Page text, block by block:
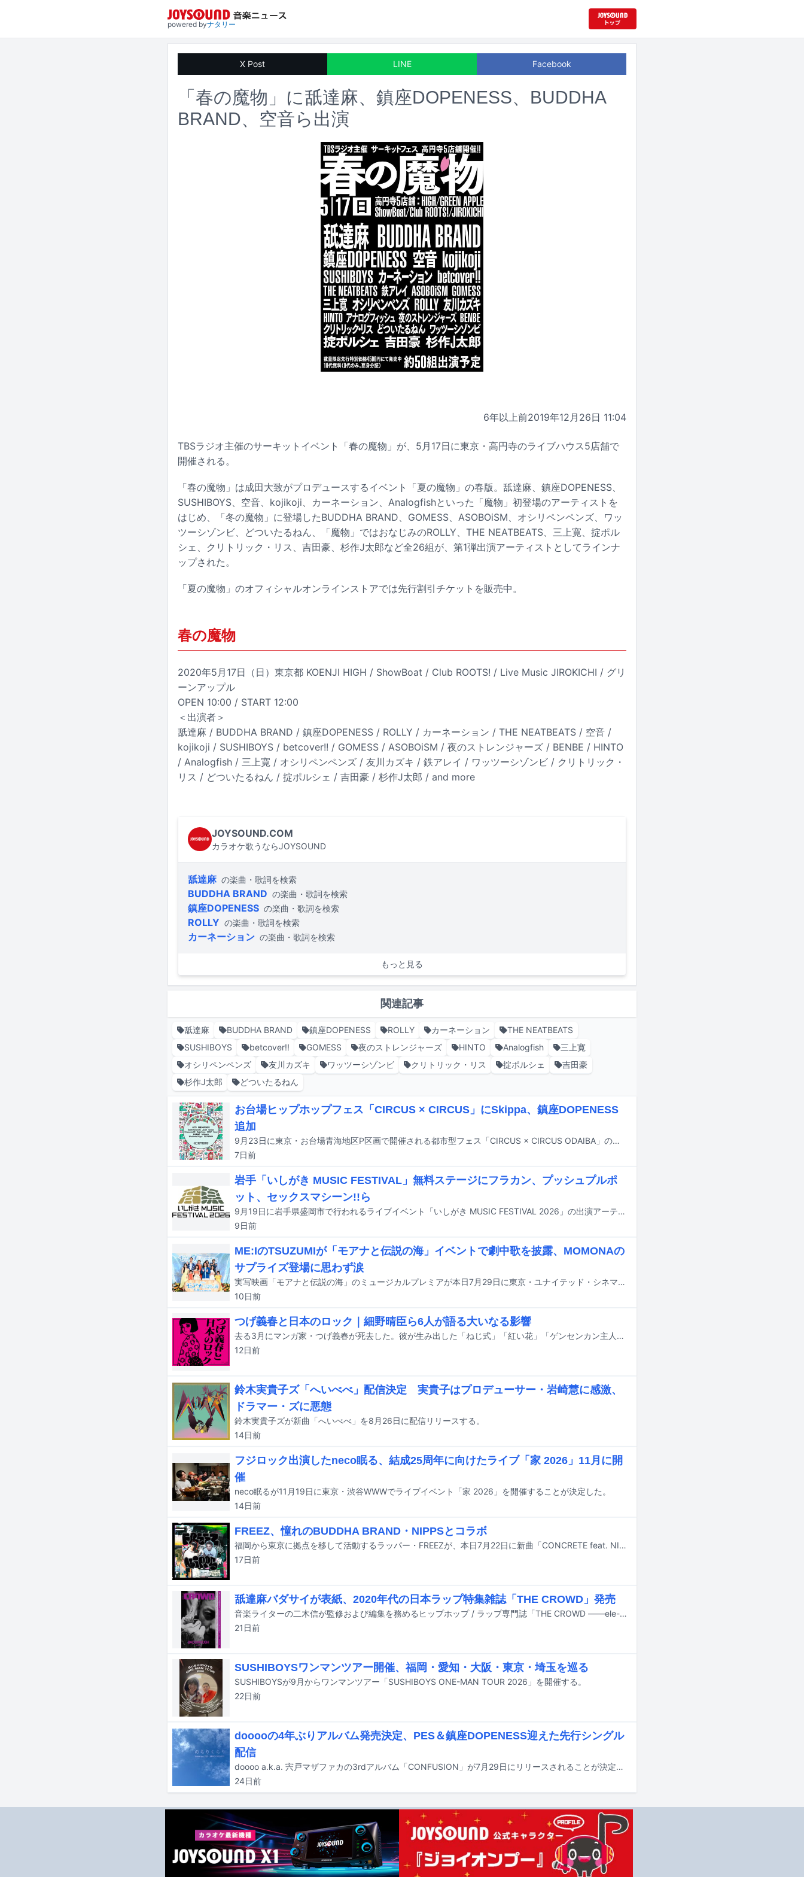
powered byナタリー
X Post LINE Facebook
「春の魔物」に舐達麻、鎮座DOPENESS、BUDDHA
BRAND、空音ら出演
6年以上前2019年12月26日 11:04
TBSラジオ主催のサーキットイベント「春の魔物」が、5月17日に東京・高円寺のライブハウス5店舗で
開催される。
「春の魔物」は成田大致がプロデュースするイベント「夏の魔物」の春版。舐達麻、鎮座DOPENESS、
SUSHIBOYS、空音、kojikoji、カーネーション、Analogfishといった「魔物」初登場のアーティストを
はじめ、「冬の魔物」に登場したBUDDHA BRAND、GOMESS、ASOBOiSM、オシリペンペンズ、ワッ
ツーシゾンビ、どついたるねん、「魔物」ではおなじみのROLLY、THE NEATBEATS、三上寛、掟ポル
シェ、クリトリック・リス、吉田豪、杉作J太郎など全26組が、第1弾出演アーティストとしてラインナ
ップされた。
「夏の魔物」のオフィシャルオンラインストアでは先行割引チケットを販売中。
春の魔物
2020年5月17日（日）東京都 KOENJI HIGH / ShowBoat / Club ROOTS! / Live Music JIROKICHI / グリ
ーンアップル
OPEN 10:00 / START 12:00
＜出演者＞
舐達麻 / BUDDHA BRAND / 鎮座DOPENESS / ROLLY / カーネーション / THE NEATBEATS / 空音 /
kojikoji / SUSHIBOYS / betcover!! / GOMESS / ASOBOiSM / 夜のストレンジャーズ / BENBE / HINTO
/ Analogfish / 三上寛 / オシリペンペンズ / 友川カズキ / 鉄アレイ / ワッツーシゾンビ / クリトリック・
リス / どついたるねん / 掟ポルシェ / 吉田豪 / 杉作J太郎 / and more
JOYSOUND.COM
カラオケ歌うならJOYSOUND
舐達麻 の楽曲・歌詞を検索
BUDDHA BRAND の楽曲・歌詞を検索
鎮座DOPENESS の楽曲・歌詞を検索
ROLLY の楽曲・歌詞を検索
カーネーション の楽曲・歌詞を検索
もっと見る
関連記事
舐達麻 BUDDHA BRAND 鎮座DOPENESS ROLLY カーネーション
THE NEATBEATS
SUSHIBOYS
betcover!! GOMESS 夜のストレンジャーズ HINTO Analogfish
三上寛
オシリペンペンズ
友川カズキ ワッツーシゾンビ クリトリック・リス 掟ポルシェ
吉田豪
杉作J太郎
どついたるねん
お台場ヒップホップフェス「CIRCUS × CIRCUS」にSkippa、鎮座DOPENESS
追加
9月23日に東京・お台場青海地区P区画で開催される都市型フェス「CIRCUS × CIRCUS ODAIBA」の最終出演アーティストが発表された。
7日前
岩手「いしがき MUSIC FESTIVAL」無料ステージにフラカン、プッシュプルポ
ット、セックスマシーン!!ら
9月19日に岩手県盛岡市で行われるライブイベント「いしがき MUSIC FESTIVAL 2026」の出演アーティスト第4弾が発表された。
9日前
ME:IのTSUZUMIが「モアナと伝説の海」イベントで劇中歌を披露、MOMONAの
サプライズ登場に思わず涙
実写映画「モアナと伝説の海」のミュージカルプレミアが本日7月29日に東京・ユナイテッド・シネマ豊洲で開催され、主人公・モアナの日本版声優を務めるME:IのTSUZUMIらが登壇した。
10日前
つげ義春と日本のロック｜細野晴臣ら6人が語る大いなる影響
去る3月にマンガ家・つげ義春が死去した。彼が生み出した「ねじ式」「紅い花」「ゲンセンカン主人」「無能の人」といった名作の数々は、多くの表現者たちに時代を超えて多大なインスピレーションを与え続けてきた。音楽シーンにおいても、“つげ義春的な世界観”を日本語のロックで表現することに挑戦したはっぴいえんどを筆頭に、つげ作品からの影響を公言するアーティストたちが独創性に富んだ楽曲を残している。本稿では、細野晴臣、松本隆、直枝政広（カーネーション）、曽我部恵一（サニーデイ・サービス）、かせきさいだぁ、髙城晶平（cero）といったアーティストたちの言葉をもとに、つげ作品が彼らの音楽にどのような影響を与えたかを掘り下げていく。※細野晴臣の発言はDU BOOKS刊「音楽マンガガイドブック」（2014年）掲載インタビュー（聞き手：松永良平）より、松本隆の発言は文藝春秋・CREA WEB連載「松本隆と歩くぼくの風街」（2023年 / 聞き手：辛島いづみ）より、それぞれ引用。直枝政広、曽我部恵一、かせきさいだぁ、髙城晶平の発言は音楽ナタリー編集部によるメールインタビューより構成。
12日前
鈴木実貴子ズ「へいべべ」配信決定 実貴子はプロデューサー・岩崎慧に感激、
ドラマー・ズに悪態
鈴木実貴子ズが新曲「へいべべ」を8月26日に配信リリースする。
14日前
フジロック出演したneco眠る、結成25周年に向けたライブ「家 2026」11月に開
催
neco眠るが11月19日に東京・渋谷WWWでライブイベント「家 2026」を開催することが決定した。
14日前
FREEZ、憧れのBUDDHA BRAND・NIPPSとコラボ
福岡から東京に拠点を移して活動するラッパー・FREEZが、本日7月22日に新曲「CONCRETE feat. NIPPS」を配信リリースした。
17日前
舐達麻バダサイが表紙、2020年代の日本ラップ特集雑誌「THE CROWD」発売
音楽ライターの二木信が監修および編集を務めるヒップホップ / ラップ専門誌「THE CROWD ——ele-king presents HIP HOP JAPAN」が7月31日にP-VINEより発売される。
21日前
SUSHIBOYSワンマンツアー開催、福岡・愛知・大阪・東京・埼玉を巡る
SUSHIBOYSが9月からワンマンツアー「SUSHIBOYS ONE-MAN TOUR 2026」を開催する。
22日前
dooooの4年ぶりアルバム発売決定、PES＆鎮座DOPENESS迎えた先行シングル
配信
doooo a.k.a. 宍戸マザファカの3rdアルバム「CONFUSION」が7月29日にリリースされることが決定。本日7月15日にPESと鎮座DOPENESSを客演に迎えた先行シングル第3弾「のらりくらり feat. PES & 鎮座DOPENESS」が配信リリースされた。
24日前